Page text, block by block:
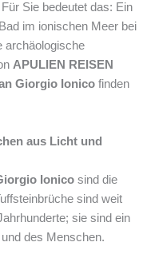
Sie bedeutet das: Ein
im ionischen Meer bei
archäologische
APULIEN REISEN
Giorgio Ionico finden
aus Licht und
Ionico sind die
sind weit
sie sind ein
des Menschen.